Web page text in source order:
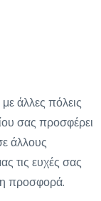
άλλες πόλεις
σας προσφέρει
άλλους
τις ευχές σας
προσφορά.